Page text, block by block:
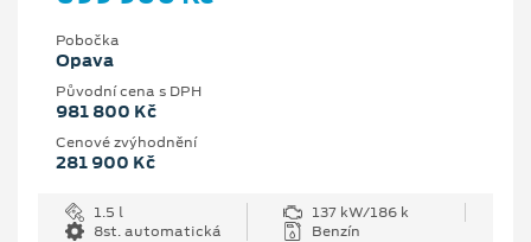
Pobočka
Opava
Původní cena s DPH
981 800 Kč
Cenové zvýhodnění
281 900 Kč
1.5 l
137 kW/186 k
8st. automatická
Benzín